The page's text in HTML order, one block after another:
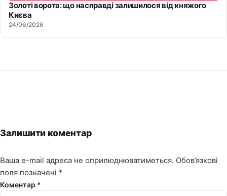
Золоті ворота: що насправді залишилося від княжого
Києва
24/06/2026
Залишити коментар
Ваша e-mail адреса не оприлюднюватиметься. Обов’язкові
поля позначені *
Коментар *